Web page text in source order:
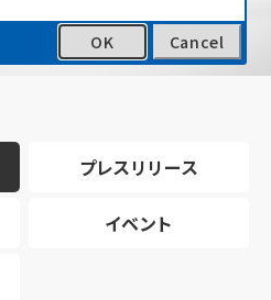
プレスリリース
イベント
OK Cancel